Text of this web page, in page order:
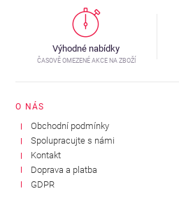
Výhodné nabídky
ČASOVĚ OMEZENÉ AKCE NA ZBOŽÍ
O NÁS
Obchodní podmínky
Spolupracujte s námi
Kontakt
Doprava a platba
GDPR